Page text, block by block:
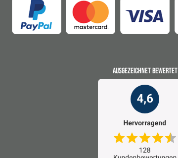
AUSGEZEICHNET BEWERTET